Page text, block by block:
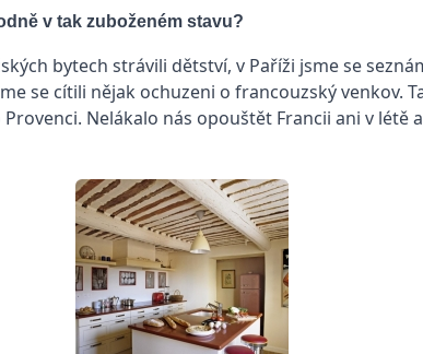
v tak zuboženém stavu?
bytech strávili dětství, v Paříži jsme se
se cítili nějak ochuzeni o francouzský venkov.
Nelákalo nás opouštět Francii ani v